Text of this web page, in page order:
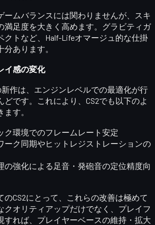
ームバランスには関わりませんが、
スキ
満足度を大きく高めます。グラビティガ
クトなど、Half-Lifeオマージュ的な仕掛
あります。
イ感の変化
作は、エンジンレベルでの最適化が行
どです。これにより、CS2でも以下のよ
す。
ク環境でのフレームレート安定
ーク同期やヒットレジストレーションの
の強化による足音・発砲音の定位精度向
のCS2にとって、これらの改善は極めて
クオリティアップだけでなく、プレイフ
すれば、プレイヤーベースの維持・拡大